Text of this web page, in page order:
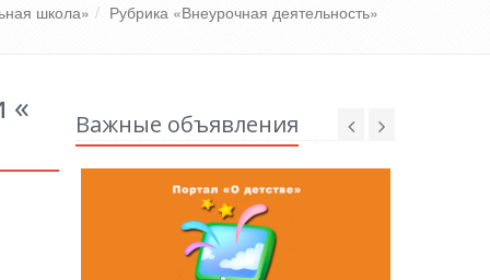
школа» Рубрика «Внеурочная деятельность»
« Важные объявления